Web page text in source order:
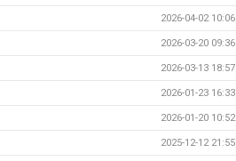
2026-04-02 10:06
2026-03-20 09:36
2026-03-13 18:57
2026-01-23 16:33
2026-01-20 10:52
2025-12-12 21:55